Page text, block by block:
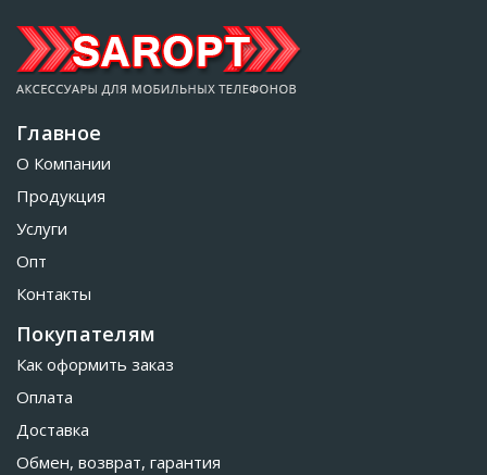
Главное
О Компании
Продукция
Услуги
Опт
Контакты
Покупателям
Как оформить заказ
Оплата
Доставка
Обмен, возврат, гарантия